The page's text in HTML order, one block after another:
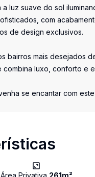
a luz suave do sol
com
de design exclusivos.
bairros mais desejados
combina luxo, conforto e
se encantar com
Área Privativa 261m²